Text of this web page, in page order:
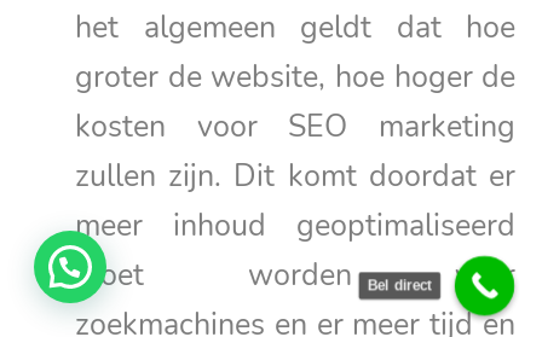
het algemeen geldt dat hoe
groter de website, hoe hoger de
kosten voor SEO marketing
zullen zijn. Dit komt doordat er
meer inhoud geoptimaliseerd
moet worden voor
zoekmachines en er meer tijd en
Bel direct